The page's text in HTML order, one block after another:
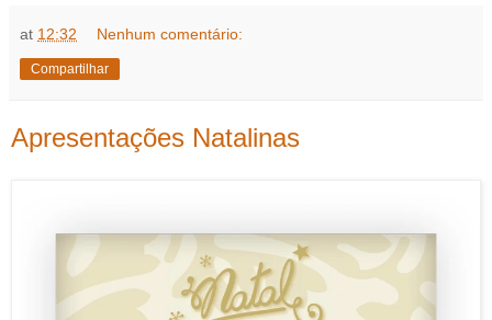
at 12:32 Nenhum comentário:
Compartilhar
Apresentações Natalinas